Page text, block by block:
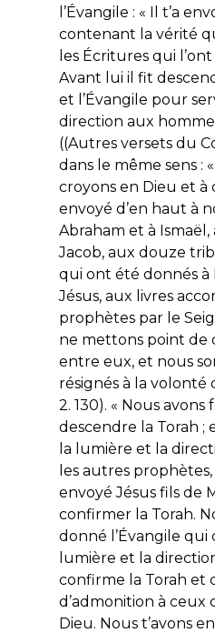
l’Évangile : « Il t’a
contenant la vérité
les Écritures qui
Avant lui il fit
et l’Évangile pour
direction aux
((Autres versets du
dans le même sens :
croyons en Dieu et à
envoyé d’en haut à
Abraham et à Ismaël,
Jacob, aux douze
qui ont été donnés à
Jésus, aux livres
prophètes par le
ne mettons point de
entre eux, et nous
résignés à la volonté
2. 130). « Nous avons
descendre la Torah ;
la lumière et la
les autres
envoyé Jésus fils de
confirmer la Torah.
donné l’Évangile qui
lumière et la
confirme la Torah et
d’admonition à ceux
Dieu. Nous t’avons